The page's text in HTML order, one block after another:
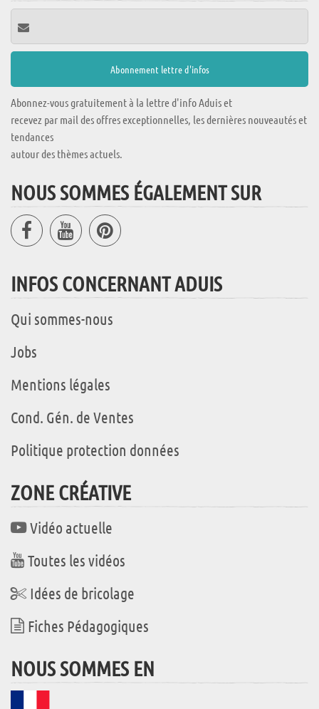
Abonnez-vous gratuitement à la lettre d'info Aduis et
recevez par mail des offres exceptionnelles, les dernières nouveautés et
tendances
autour des thèmes actuels.
NOUS SOMMES ÉGALEMENT SUR
INFOS CONCERNANT ADUIS
Qui sommes-nous
Jobs
Mentions légales
Cond. Gén. de Ventes
Politique protection données
ZONE CRÉATIVE
Vidéo actuelle
Toutes les vidéos
Idées de bricolage
Fiches Pédagogiques
NOUS SOMMES EN